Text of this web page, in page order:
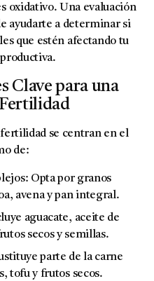
oxidativo. Una evaluación
ayudarte a determinar si
que estén afectando tu
Clave para una
se centran en el
de:
Opta por granos
avena y pan integral.
aguacate, aceite de
secos y semillas.
parte de la carne
tofu y frutos secos.